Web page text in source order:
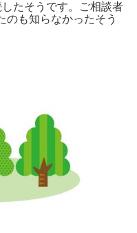
たそうです。ご相談者
のも知らなかったそう